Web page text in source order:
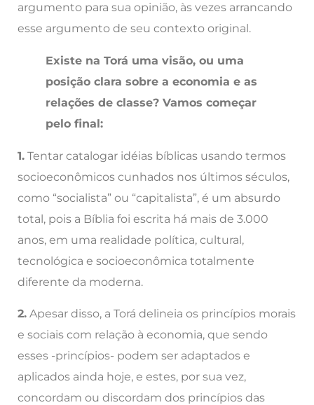
argumento para sua opinião, às vezes arrancando
esse argumento de seu contexto original.
Existe na Torá uma visão, ou uma
posição clara sobre a economia e as
relações de classe? Vamos começar
pelo final:
1. Tentar catalogar idéias bíblicas usando termos
socioeconômicos cunhados nos últimos séculos,
como “socialista” ou “capitalista”, é um absurdo
total, pois a Bíblia foi escrita há mais de 3.000
anos, em uma realidade política, cultural,
tecnológica e socioeconômica totalmente
diferente da moderna.
2. Apesar disso, a Torá delineia os princípios morais
e sociais com relação à economia, que sendo
esses -princípios- podem ser adaptados e
aplicados ainda hoje, e estes, por sua vez,
concordam ou discordam dos princípios das